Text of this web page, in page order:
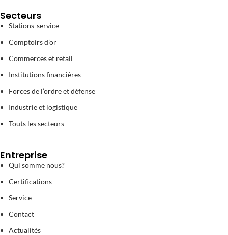
Secteurs
Stations-service
Comptoirs d’or
Commerces et retail
Institutions financières
Forces de l’ordre et défense
Industrie et logistique
Touts les secteurs
Entreprise
Qui somme nous?
Certifications
Service
Contact
Actualités